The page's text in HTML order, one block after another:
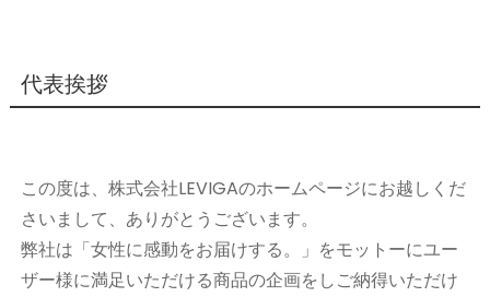
代表挨拶
この度は、株式会社LEVIGAのホームページにお越しくだ
さいまして、ありがとうございます。
弊社は「女性に感動をお届けする。」をモットーにユー
ザー様に満足いただける商品の企画をしご納得いただけ